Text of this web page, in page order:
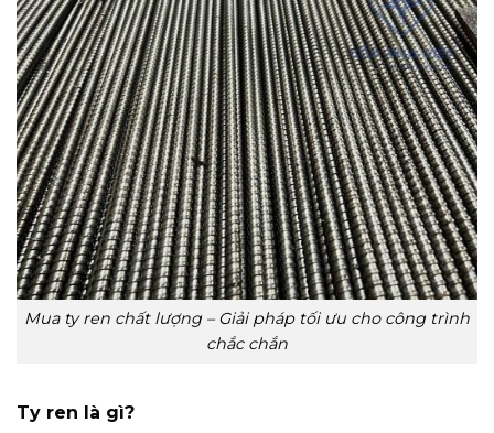
Mua ty ren chất lượng – Giải pháp tối ưu cho công trình
chắc chắn
Ty ren là gì?